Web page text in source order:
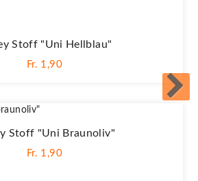
Stoff "Uni Hellblau"
Fr. 1,90
Stoff "Uni Braunoliv"
Fr. 1,90